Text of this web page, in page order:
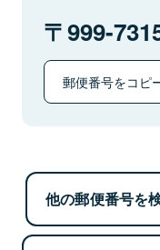
999-
郵便番号をコピ
他の郵便番号を